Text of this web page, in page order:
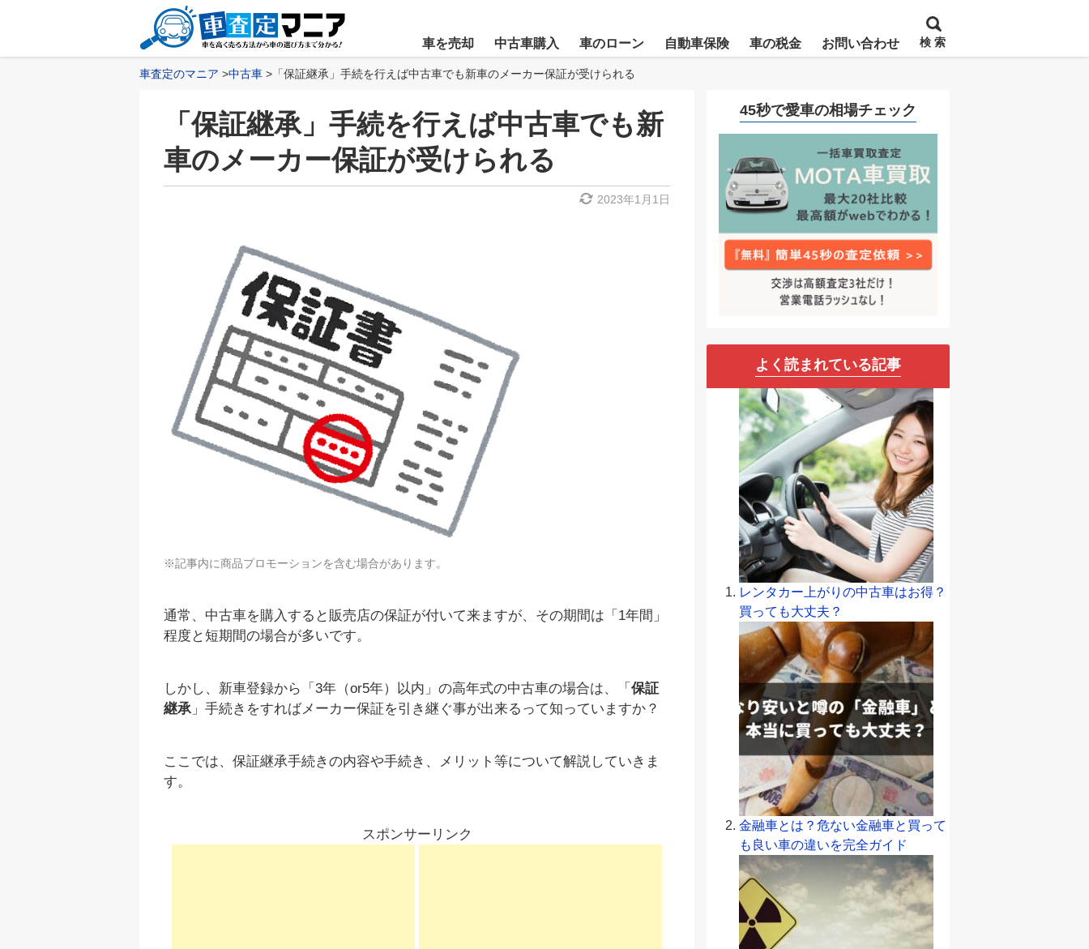
車を売却 中古車購入 車のローン 自動車保険 車の税金 お問い合わせ 検 索
車査定のマニア 中古車 「保証継承」手続を行えば中古車でも新車のメーカー保証が受けられる
「保証継承」手続を行えば中古車でも新
車のメーカー保証が受けられる
2023年1月1日
※記事内に商品プロモーションを含む場合があります。
通常、中古車を購入すると販売店の保証が付いて来ますが、その期間は「1年間」
程度と短期間の場合が多いです。
しかし、新車登録から「3年（or5年）以内」の高年式の中古車の場合は、「 保証
継承」手続きをすればメーカー保証を引き継ぐ事が出来るって知っていますか？
ここでは、保証継承手続きの内容や手続き、メリット等について解説していきま
す。
スポンサーリンク
45秒で愛車の相場チェック
よく読まれている記事
レンタカー上がりの中古車はお得？
買っても大丈夫？
金融車とは？危ない金融車と買って
も良い車の違いを完全ガイド